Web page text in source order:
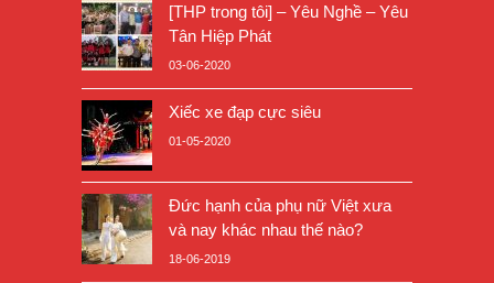
[THP trong tôi] – Yêu Nghề – Yêu
Tân Hiệp Phát
03-06-2020
Xiếc xe đạp cực siêu
01-05-2020
Đức hạnh của phụ nữ Việt xưa
và nay khác nhau thế nào?
18-06-2019